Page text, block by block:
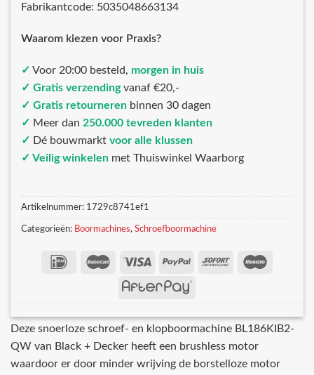
Fabrikantcode: 5035048663134
Waarom kiezen voor Praxis?
✓ Voor 20:00 besteld, morgen in huis
✓ Gratis verzendingvanaf €20,-
✓ Gratis retourneren binnen 30 dagen
✓ Meer dan 250.000 tevreden klanten
✓ Dé bouwmarkt voor alle klussen
✓ Veilig winkelen met Thuiswinkel Waarborg
Artikelnummer: 1729c8741ef1
Categorieën: Boormachines, Schroefboormachine
Deze snoerloze schroef- en klopboormachine BL186KIB2-
QW van Black + Decker heeft een brushless motor
waardoor er door minder wrijving de borstelloze motor